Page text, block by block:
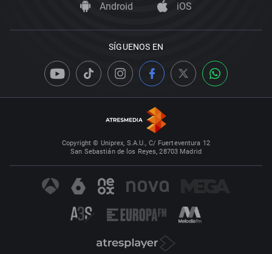
Android iOS
SÍGUENOS EN
Copyright © Uniprex, S.A.U., C/ Fuerteventura 12
San Sebastián de los Reyes, 28703 Madrid